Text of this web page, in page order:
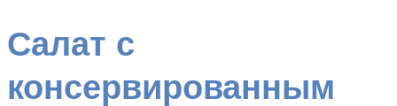
Салат с
консервированным